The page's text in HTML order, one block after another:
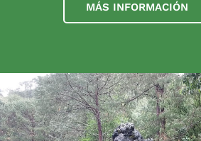
MÁS INFORMACIÓN